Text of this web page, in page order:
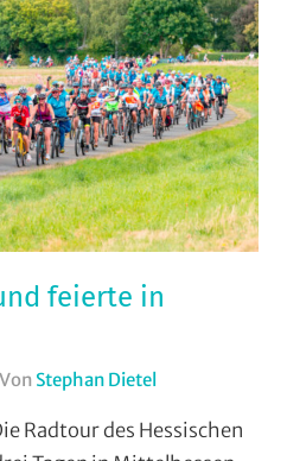
feierte in
Von Stephan Dietel
Formate,
Radtour des Hessischen